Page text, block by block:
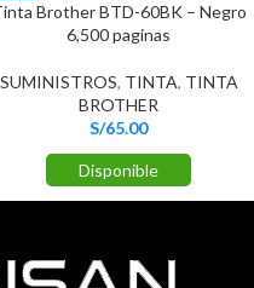
Brother BTD-60BK – Negro
6,500 paginas
SUMINISTROS, TINTA, TINTA
BROTHER
S/65.00
Disponible